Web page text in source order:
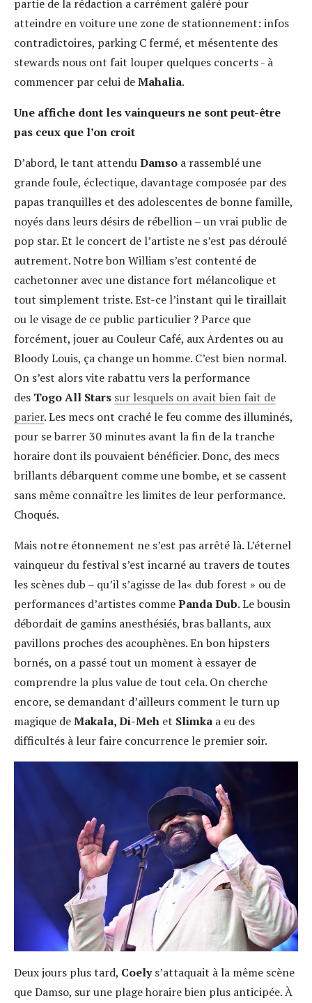
partie de la rédaction a carrément galéré pour
atteindre en voiture une zone de stationnement: infos
contradictoires, parking C fermé, et mésentente des
stewards nous ont fait louper quelques concerts - à
commencer par celui deMahalia.
Une affiche dont les vainqueurs ne sont peut-être
pas ceux que l’on croit
D’abord, le tant attenduDamso a rassemblé une
grande foule, éclectique, davantage composée par des
papas tranquilles et des adolescentes de bonne famille,
noyés dans leurs désirs de rébellion – un vrai public de
pop star. Et le concert de l’artiste ne s’est pas déroulé
autrement. Notre bon William s’est contenté de
cachetonner avec une distance fort mélancolique et
tout simplement triste. Est-ce l’instant qui le tiraillait
ou le visage de ce public particulier ? Parce que
forcément, jouer au Couleur Café, aux Ardentes ou au
Bloody Louis, ça change un homme. C’est bien normal.
On s’est alors vite rabattu vers la performance
des Togo All Stars sur lesquels on avait bien fait de
parier. Les mecs ont craché le feu comme des illuminés,
pour se barrer 30 minutes avant la fin de la tranche
horaire dont ils pouvaient bénéficier. Donc, des mecs
brillants débarquent comme une bombe, et se cassent
sans même connaître les limites de leur performance.
Choqués.
Mais notre étonnement ne s’est pas arrêté là. L’éternel
vainqueur du festival s’est incarné au travers de toutes
les scènes dub – qu’il s’agisse de la« dub forest » ou de
performances d’artistes commePanda Dub. Le bousin
débordait de gamins anesthésiés, bras ballants, aux
pavillons proches des acouphènes. En bon hipsters
bornés, on a passé tout un moment à essayer de
comprendre la plus value de tout cela. On cherche
encore, se demandant d’ailleurs comment le turn up
magique deMakala, Di-Meh et Slimka a eu des
difficultés à leur faire concurrence le premier soir.
Deux jours plus tard, Coelys’attaquait à la même scène
que Damso, sur une plage horaire bien plus anticipée. À